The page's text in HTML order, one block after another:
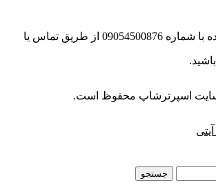
برای سفارشات عمده با شماره 09054500876 از طریق تماس یا
اسپرترشاپ محفوظ است.
جستجو